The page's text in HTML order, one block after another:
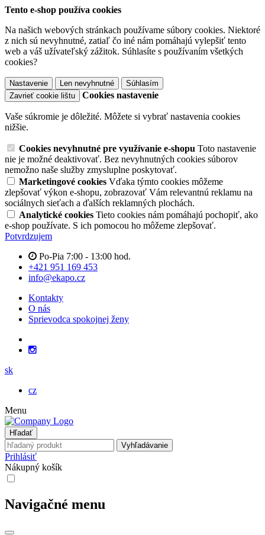
Tento e-shop používa cookies
Na našich webových stránkach používame súbory cookies. Niektoré
z nich sú nevyhnutné, zatiaľ čo iné nám pomáhajú vylepšiť tento
web a váš užívateľský zážitok. Súhlasíte s používaním všetkých
cookies?
Nastavenie Len nevyhnutné
Súhlasím
Zavrieť cookie lištu
Cookies nastavenie
Vaše súkromie je dôležité. Môžete si vybrať nastavenia cookies
nižšie.
Cookies nevyhnutné pre využívanie e-shopu Toto nastavenie
nie je možné deaktivovať. Bez nevyhnutných cookies súborov
nemožno naše služby zmysluplne poskytovať.
Marketingové cookies Vďaka týmto cookies môžeme
zlepšovať výkon e-shopu, zobrazovať Vám relevantnú reklamu na
sociálnych sieťach a ďalších reklamných plochách.
Analytické cookies Tieto cookies nám pomáhajú pochopiť, ako
e-shop používate. S ich pomocou ho môžeme zlepšovať.
Potvrdzujem
Po-Pia 7:00 - 13:00 hod.
+421 951 169 453
info@ekapo.cz
Kontakty
O nás
Sprievodca spokojnej ženy
sk
cz
Menu
Hľadať
Vyhľadávanie
Prihlásiť
Nákupný košík
Navigačné menu